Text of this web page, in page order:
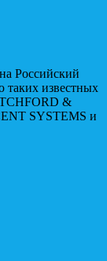
Российский
таких известных
&
SYSTEMS и